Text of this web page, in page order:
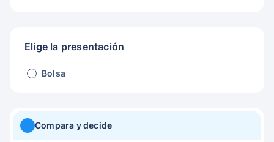
Elige la presentación
Bolsa
Compara y decide